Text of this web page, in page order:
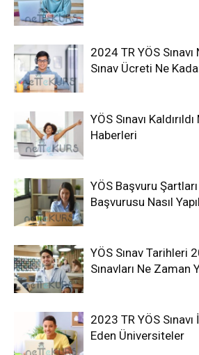
2024 TR YÖS
Sınav Ücreti Ne
YÖS Sınavı
Haberleri
YÖS Başvuru
Başvurusu Nasıl
YÖS Sınav Tarihleri
Sınavları Ne Zaman
2023 TR YÖS
Eden Üniversiteler